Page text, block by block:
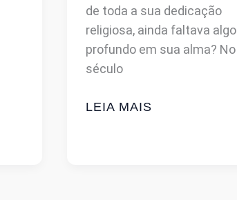
de toda a sua dedicação
religiosa, ainda faltava algo
profundo em sua alma? No
século
JOHN
LEIA MAIS